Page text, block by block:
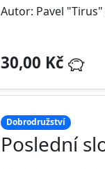
Autor: Pavel
30,00 Kč
Dobrodružství
Poslední